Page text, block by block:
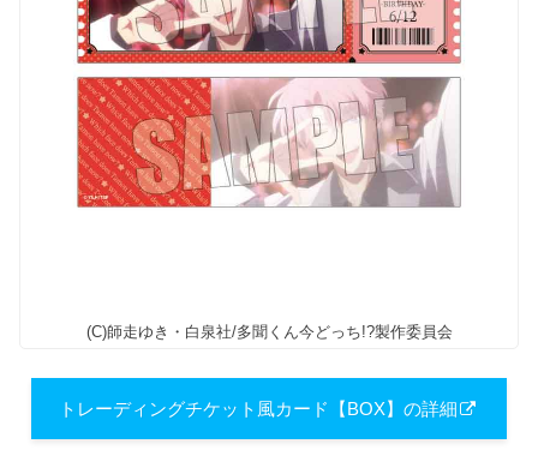
(C)師走ゆき・白泉社/多聞くん今どっち!?製作委員会
トレーディングチケット風カード【BOX】の詳細